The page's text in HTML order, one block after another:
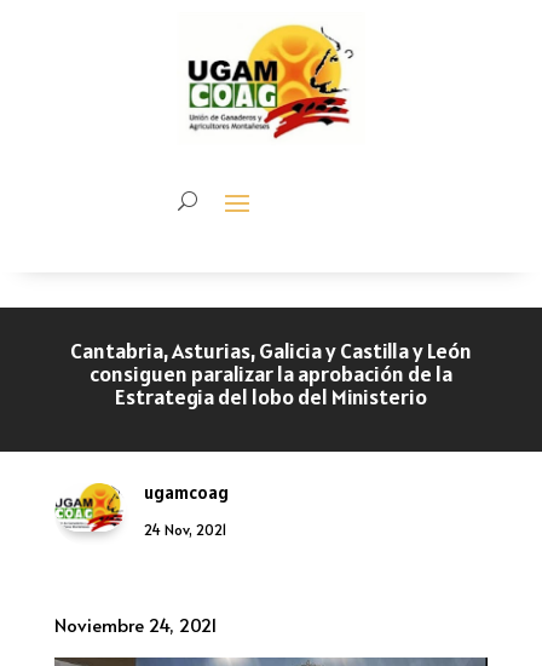
Cantabria, Asturias, Galicia y Castilla y León
consiguen paralizar la aprobación de la
Estrategia del lobo del Ministerio
ugamcoag
24 Nov, 2021
Noviembre 24, 2021